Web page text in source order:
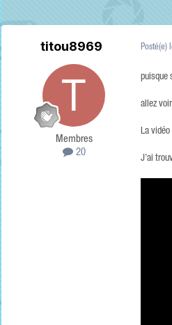
titou8969
Membres
20
Posté(e)
puisque
allez
La
J’ai